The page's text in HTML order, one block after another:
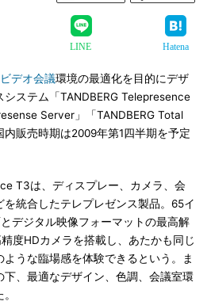
LINE Hatena
ビデオ会議環境の最適化を目的にデザ
ステム「TANDBERG Telepresence
Server」「TANDBERG Total
販売時期は2009年第1四半期を予定
T3は、ディスプレー、カメラ、会
統合したテレプレゼンス製品。65イ
デジタル映像フォーマットの最高解
度HDカメラを搭載し、あたかも同じ
うな臨場感を体験できるという。ま
下、最適なデザイン、色調、会議室環